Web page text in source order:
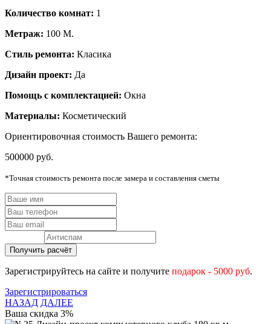
Количество комнат: 1
Метраж: 100 М.
Стиль ремонта: Класика
Дизайн проект: Да
Помощь с комплектацией: Окна
Материалы: Косметический
Ориентировочная cтоимость Вашего ремонта:
500000 руб.
*Точная стоимость ремонта после замера и составления сметы
Зарегистрируйтесь на сайте и получите подарок - 5000 руб.
Зарегистрироваться
НАЗАД ДАЛЕЕ
Ваша скидка 3%